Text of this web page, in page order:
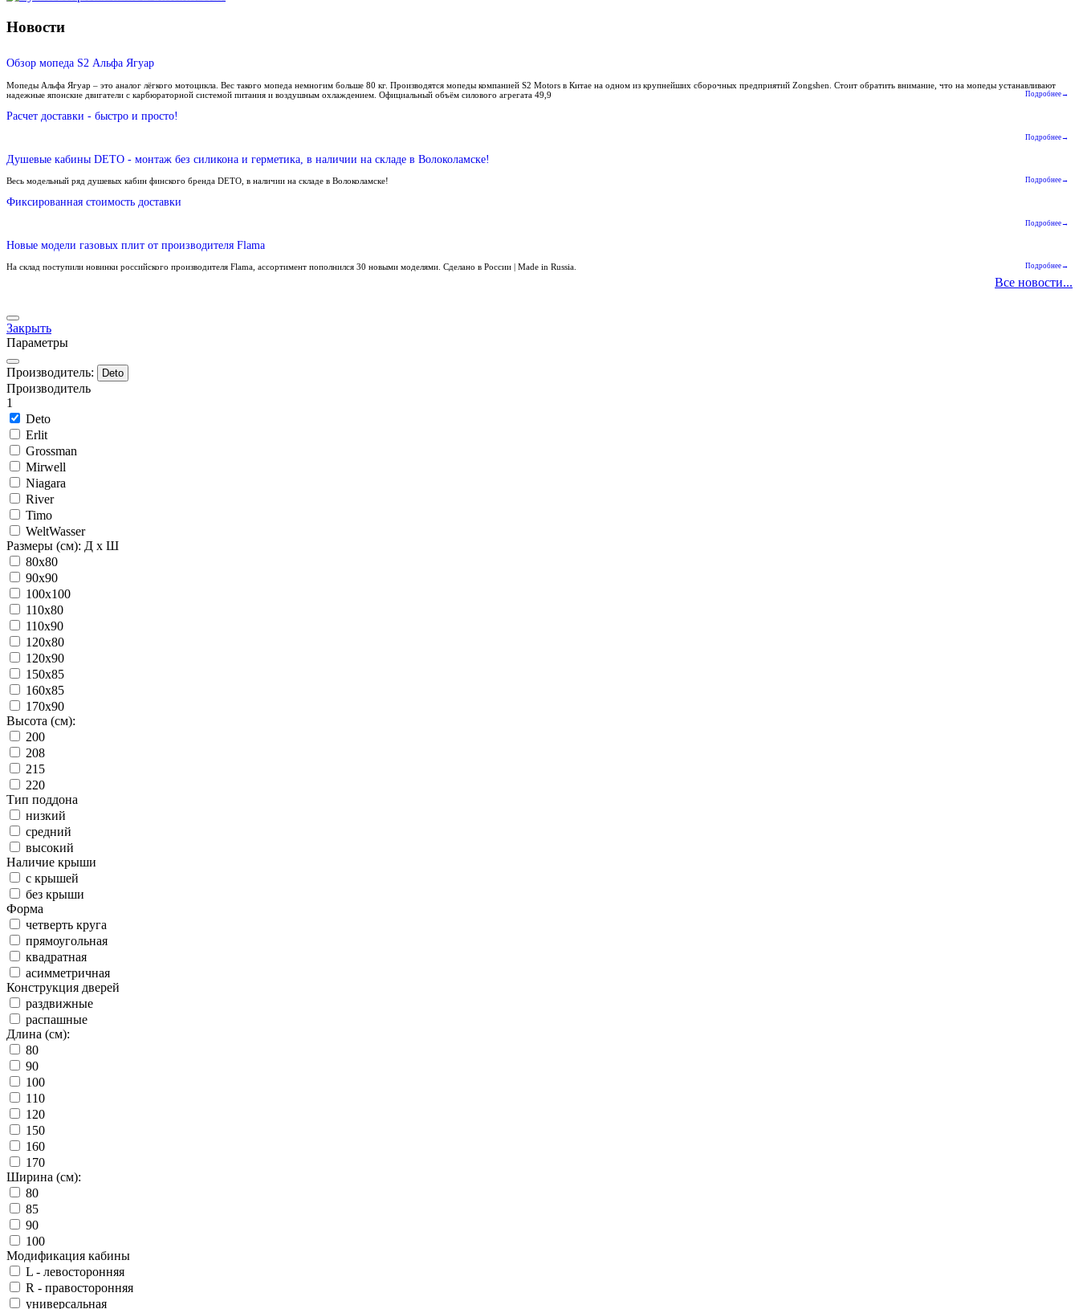
Новости
Обзор мопеда S2 Альфа Ягуар
Мопеды Альфа Ягуар – это аналог лёгкого мотоцикла. Вес такого мопеда немногим больше 80 кг. Производятся мопеды компанией S2 Motors в Китае на одном из крупнейших сборочных предприятий Zongshen. Стоит обратить внимание, что на мопеды устанавливают
надежные японские двигатели с карбюраторной системой питания и воздушным охлаждением. Официальный объём силового агрегата 49,9
Подробнее→
Расчет доставки - быстро и просто!
Подробнее→
Душевые кабины DETO - монтаж без силикона и герметика, в наличии на складе в Волоколамске!
Весь модельный ряд душевых кабин финского бренда DETO, в наличии на складе в Волоколамске! Подробнее→
Фиксированная стоимость доставки
Подробнее→
Новые модели газовых плит от производителя Flama
На склад поступили новинки российского производителя Flama, ассортимент пополнился 30 новыми моделями. Сделано в России | Made in Russia. Подробнее→
Все новости...
Закрыть
Параметры
Производитель: Deto
Производитель
1
Deto
Erlit
Grossman
Mirwell
Niagara
River
Timo
WeltWasser
Размеры (см): Д x Ш
80x80
90x90
100x100
110x80
110x90
120x80
120x90
150x85
160x85
170x90
Высота (см):
200
208
215
220
Тип поддона
низкий
средний
высокий
Наличие крыши
с крышей
без крыши
Форма
четверть круга
прямоугольная
квадратная
асимметричная
Конструкция дверей
раздвижные
распашные
Длина (см):
80
90
100
110
120
150
160
170
Ширина (см):
80
85
90
100
Модификация кабины
L - левосторонняя
R - правосторонняя
универсальная